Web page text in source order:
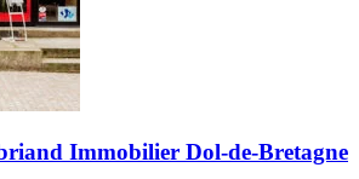
Immobilier Dol-de-Bretagne